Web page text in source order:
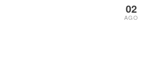
02
AGO